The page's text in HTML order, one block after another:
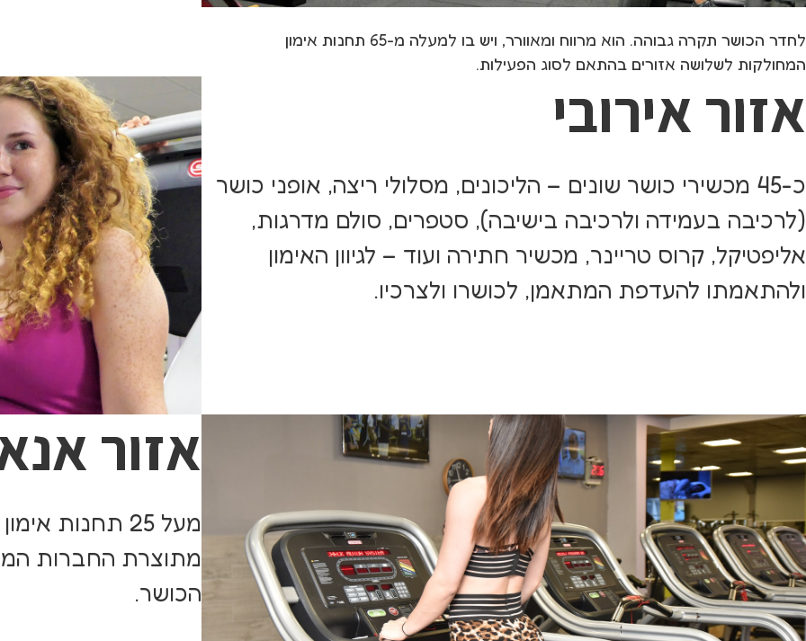
לחדר הכושר תקרה גבוהה. הוא מרווח ומאוורר, ויש בו למעלה מ-65 תחנות אימון
המחולקות לשלושה אזורים בהתאם לסוג הפעילות.
אזור אירובי
כ-45 מכשירי כושר שונים – הליכונים, מסלולי ריצה, אופני כושר
(לרכיבה בעמידה ולרכיבה בישיבה), סטפרים, סולם מדרגות,
אליפטיקל, קרוס טריינר, מכשיר חתירה ועוד – לגיוון האימון
ולהתאמתו להעדפת המתאמן, לכושרו ולצרכיו.
אזור
מעל 25 תחנות
מתוצרת החברות
הכושר.